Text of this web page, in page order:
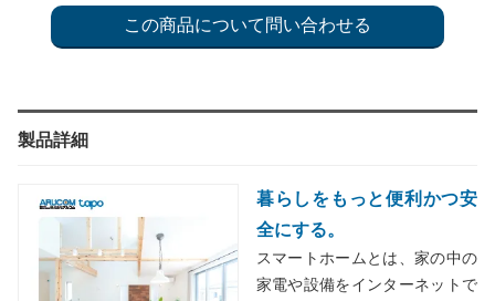
製品詳細
暮らしをもっと便利かつ安
全にする。
スマートホームとは、家の中の
家電や設備をインターネットで